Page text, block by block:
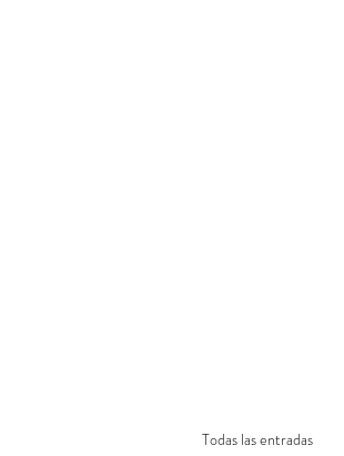
Todas las entradas